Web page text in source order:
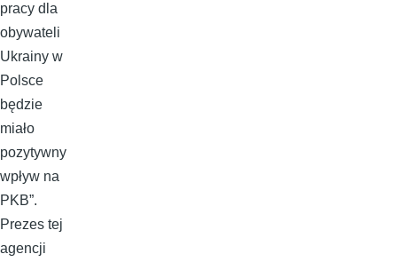
pracy dla
obywateli
Ukrainy w
Polsce
będzie
miało
pozytywny
wpływ na
PKB”.
Prezes tej
agencji